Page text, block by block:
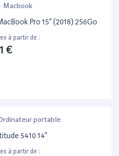
Macbook
Pro 15” (2018) 256Go
à partir de :
€
portable
5410 14”
à partir de :